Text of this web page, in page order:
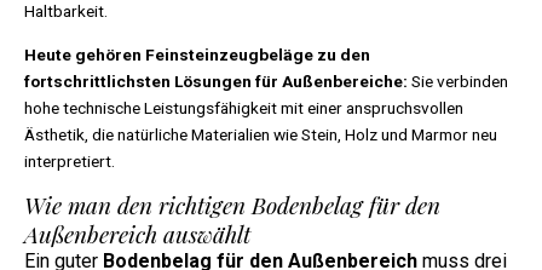
Haltbarkeit.
Heute gehören Feinsteinzeugbeläge zu den
fortschrittlichsten Lösungen für Außenbereiche: Sie verbinden
hohe technische Leistungsfähigkeit mit einer anspruchsvollen
Ästhetik, die natürliche Materialien wie Stein, Holz und Marmor neu
interpretiert.
Wie man den richtigen Bodenbelag für den
Außenbereich auswählt
Ein guter Bodenbelag für den Außenbereich muss drei